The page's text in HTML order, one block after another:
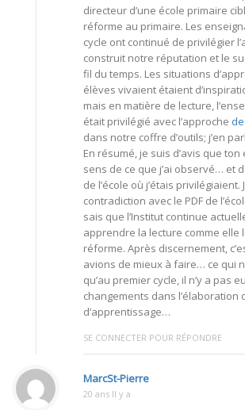
directeur d’une école primaire
réforme au primaire. Les
cycle ont continué de privilégier
construit notre réputation et le
fil du temps. Les situations
élèves vivaient étaient
mais en matière de lecture,
était privilégié avec l’approche
dans notre coffre d’outils; j’en
En résumé, je suis d’avis que
sens de ce que j’ai observé… et
de l’école où j’étais
contradiction avec le PDF de
sais que l’Institut continue
apprendre la lecture comme elle
réforme. Après discernement,
avions de mieux à faire… ce qui
qu’au premier cycle, il n’y a pas
changements dans l’élaboration
d’apprentissage…
SE CONNECTER POUR RÉPONDRE
MarcSt-Pierre
20 ans Il y a